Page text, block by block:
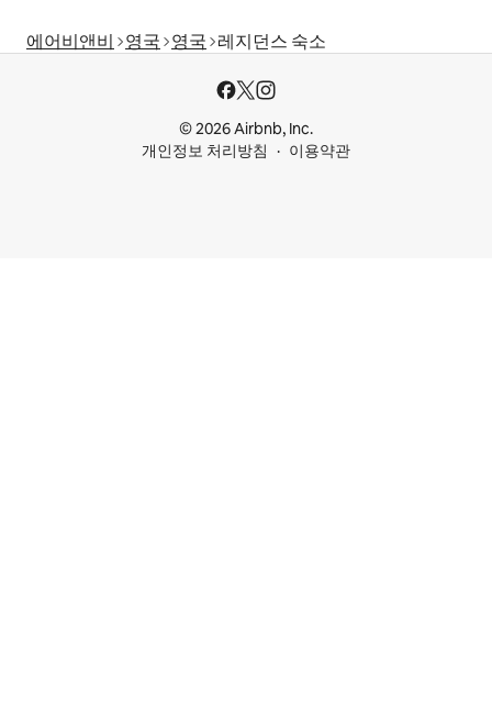
에어비앤비 영국 영국 레지던스 숙소
© 2026 Airbnb, Inc.
개인정보 처리방침
이용약관